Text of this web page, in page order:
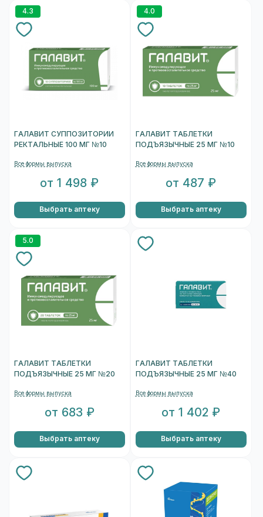
4.3
ГАЛАВИТ СУППОЗИТОРИИ
РЕКТАЛЬНЫЕ 100 МГ №10
Все формы выпуска
от 1 498 ₽
Выбрать аптеку
4.0
ГАЛАВИТ ТАБЛЕТКИ
ПОДЪЯЗЫЧНЫЕ 25 МГ №10
Все формы выпуска
от 487 ₽
Выбрать аптеку
5.0
ГАЛАВИТ ТАБЛЕТКИ
ПОДЪЯЗЫЧНЫЕ 25 МГ №20
Все формы выпуска
от 683 ₽
Выбрать аптеку
ГАЛАВИТ ТАБЛЕТКИ
ПОДЪЯЗЫЧНЫЕ 25 МГ №40
Все формы выпуска
от 1 402 ₽
Выбрать аптеку